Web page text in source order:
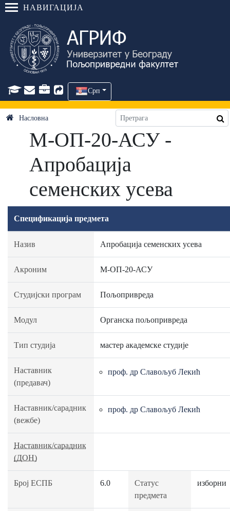
НАВИГАЦИЈА
Срп
Насловна
М-ОП-20-АСУ -
Апробација
семенских усева
Спецификација предмета
Назив Апробација семенских усева
Акроним М-ОП-20-АСУ
Студијски програм Пољопривреда
Модул Органска пољопривреда
Тип студија мастер академске студије
Наставник
(предавач)
проф. др Славољуб Лекић
Наставник/сарадник
(вежбе)
проф. др Славољуб Лекић
Наставник/сарадник
(ДОН)
Број ЕСПБ 6.0
Статус
предмета
изборни